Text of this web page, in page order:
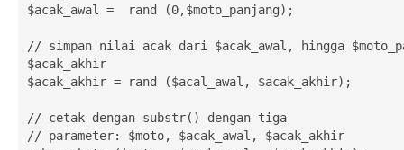
$acak_awal =  rand (0,$moto_panjang);
// simpan nilai acak dari $acak_awal, hingga
$acak_akhir
$acak_akhir = rand ($acal_awal, $acak_akhir);
// cetak dengan substr() dengan tiga
// parameter: $moto, $acak_awal, $acak_akhir